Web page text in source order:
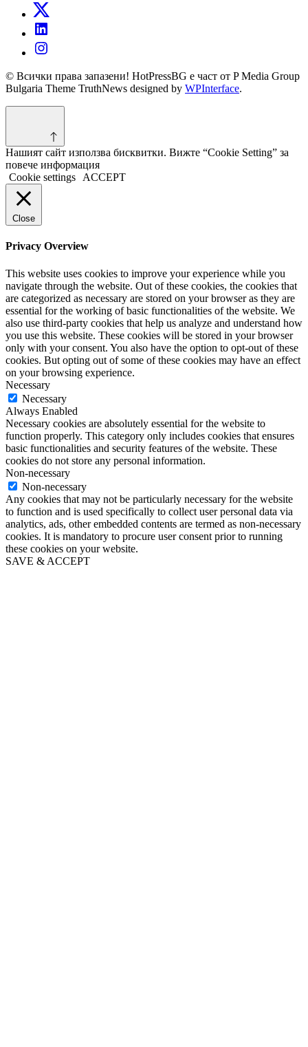
© Всички права запазени! HotPressBG е част от P Media Group
Bulgaria Theme TruthNews designed by WPInterface.
Нашият сайт използва бисквитки. Вижте “Cookie Setting” за
повече информация
Cookie settings
ACCEPT
Close
Privacy Overview
This website uses cookies to improve your experience while you
navigate through the website. Out of these cookies, the cookies that
are categorized as necessary are stored on your browser as they are
essential for the working of basic functionalities of the website. We
also use third-party cookies that help us analyze and understand how
you use this website. These cookies will be stored in your browser
only with your consent. You also have the option to opt-out of these
cookies. But opting out of some of these cookies may have an effect
on your browsing experience.
Necessary
Necessary
Always Enabled
Necessary cookies are absolutely essential for the website to
function properly. This category only includes cookies that ensures
basic functionalities and security features of the website. These
cookies do not store any personal information.
Non-necessary
Non-necessary
Any cookies that may not be particularly necessary for the website
to function and is used specifically to collect user personal data via
analytics, ads, other embedded contents are termed as non-necessary
cookies. It is mandatory to procure user consent prior to running
these cookies on your website.
SAVE & ACCEPT